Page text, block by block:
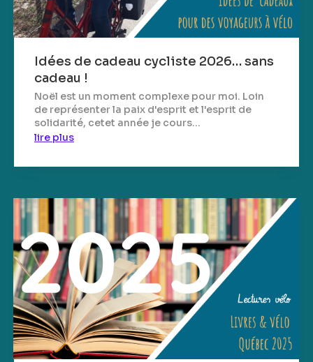
Idées de cadeau cycliste 2026… sans
cadeau !
Noël est un moment complexe pour moi. Loin
de représenter la paix d'esprit et l'esprit de
solidarité, cetet année je cours...
lire plus